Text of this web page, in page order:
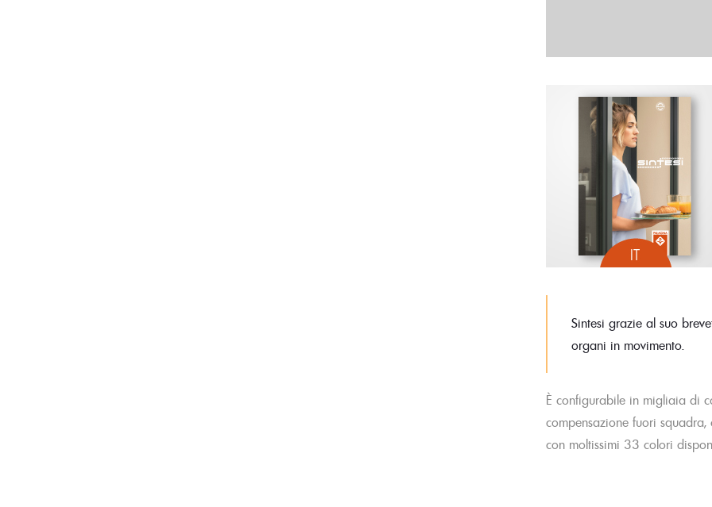
Sintesi grazie al suo
organi in movimento.
È configurabile in migliaia di
compensazione fuori
con moltissimi 33 colori